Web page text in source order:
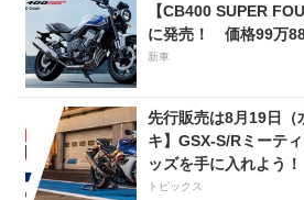
【CB400 SUPER
に発売！ 価格99万
新車
先行販売は8月19日（
キ】GSX-S/Rミーテ
ッズを手に入れよう！
トピックス